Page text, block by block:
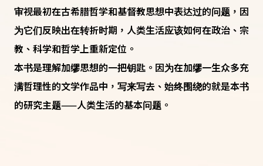
审视最初在古希腊哲学和基督教思想中表达过的问题，因
为它们反映出在转折时期，人类生活应该如何在政治、宗
教、科学和哲学上重新定位。
本书是理解加缪思想的一把钥匙。因为在加缪一生众多充
满哲理性的文学作品中，写来写去、始终围绕的就是本书
的研究主题——人类生活的基本问题。